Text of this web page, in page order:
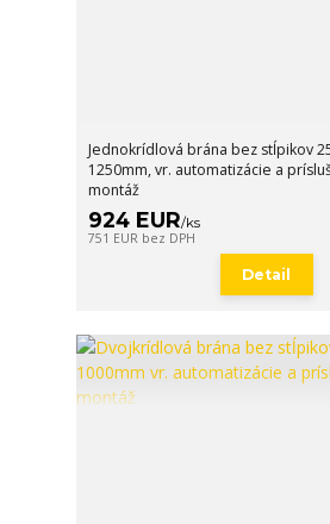
Jednokrídlová brána bez stĺpikov
1250mm, vr. automatizácie a
montáž
924 EUR/ks
751 EUR bez DPH
Detail